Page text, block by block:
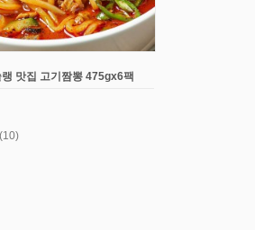
맛집 고기짬뽕 475gx6팩
(10)